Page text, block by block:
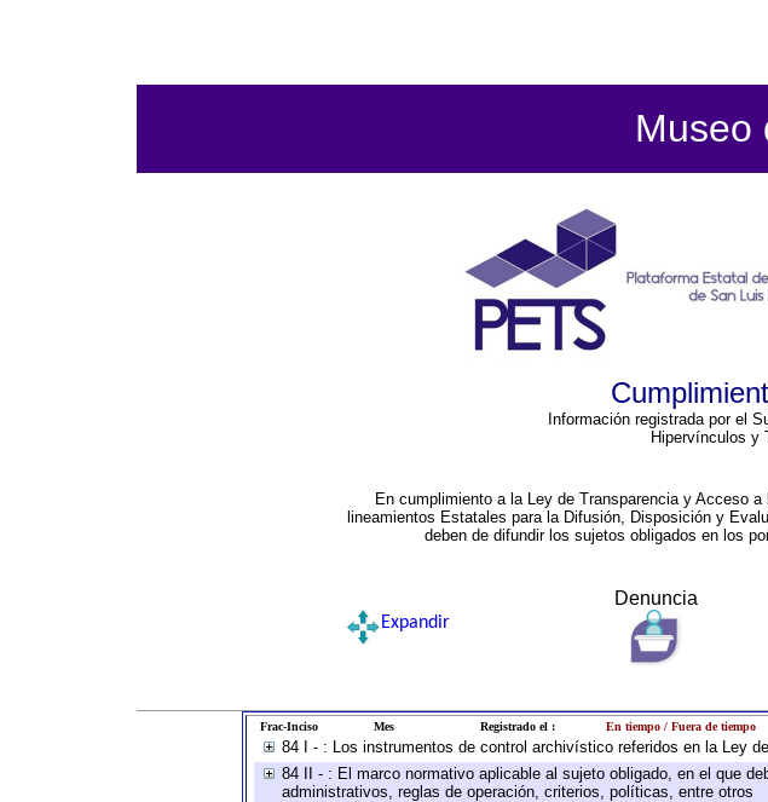
Museo
Información registrada por el
Hipervínculos y
En cumplimiento a la Ley de Transparencia y Acceso
lineamientos Estatales para la Difusión, Disposición y
deben de difundir los sujetos obligados en los
Denuncia
Expandir
Frac-Inciso Mes Registrado el : En tiempo / Fuera de tiempo
84 I - : Los instrumentos de control archivístico referidos en la Ley
84 II - : El marco normativo aplicable al sujeto obligado, en el que
administrativos, reglas de operación, criterios, políticas, entre otros